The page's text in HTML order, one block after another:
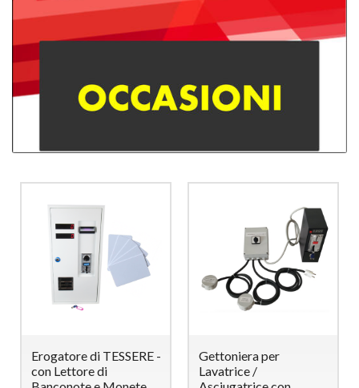
Erogatore di TESSERE -
con Lettore di
Gettoniera per
Lavatrice /